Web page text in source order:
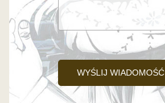
WYŚLIJ WIADOMOŚĆ